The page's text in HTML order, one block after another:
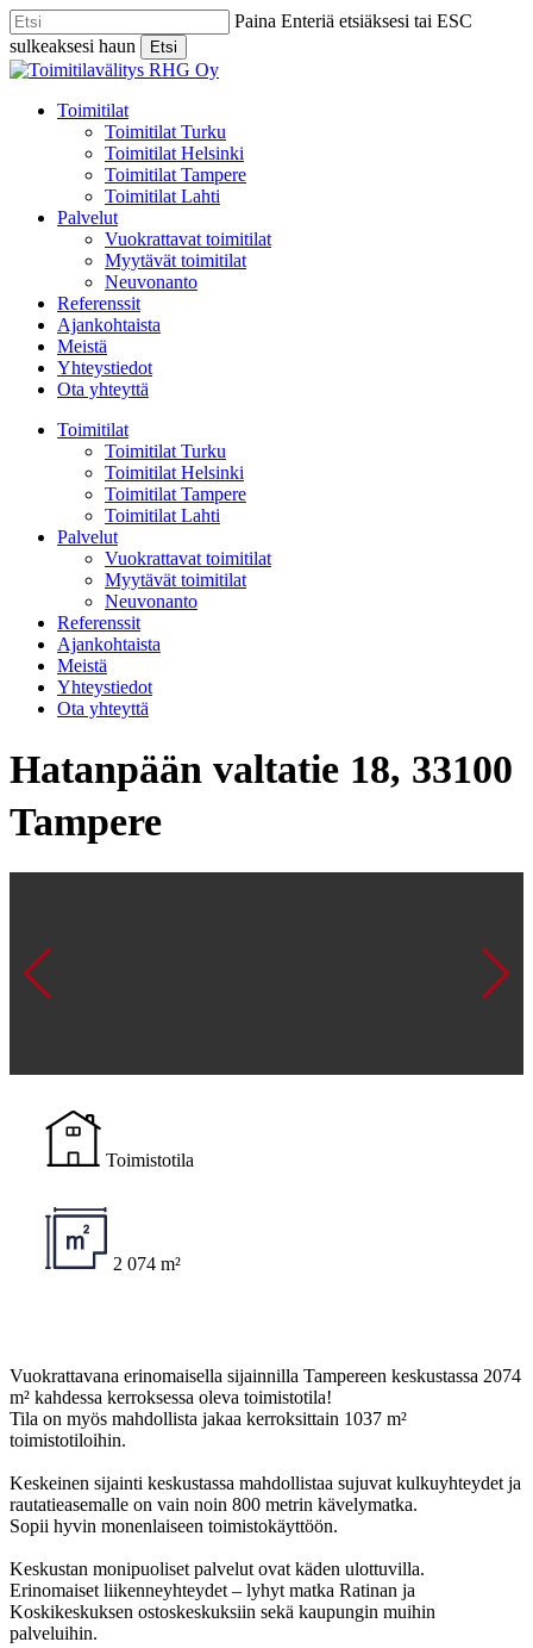
Skip
to
main
content
Paina Enteriä etsiäksesi tai ESC
sulkeaksesi haun
Etsi
Close
Menu
Toimitilat
Toimitilat Turku
Toimitilat Helsinki
Toimitilat Tampere
Toimitilat Lahti
Palvelut
Vuokrattavat toimitilat
Myytävät toimitilat
Neuvonanto
Referenssit
Ajankohtaista
Meistä
Yhteystiedot
Ota yhteyttä
Toimitilat
Toimitilat Turku
Toimitilat Helsinki
Toimitilat Tampere
Toimitilat Lahti
Palvelut
Vuokrattavat toimitilat
Myytävät toimitilat
Neuvonanto
Referenssit
Ajankohtaista
Meistä
Yhteystiedot
Ota yhteyttä
Hatanpään valtatie 18, 33100
Tampere
Toimistotila
2 074 m²
Vuokrattavana erinomaisella sijainnilla Tampereen keskustassa 2074
m² kahdessa kerroksessa oleva toimistotila!
Tila on myös mahdollista jakaa kerroksittain 1037 m²
toimistotiloihin.
Keskeinen sijainti keskustassa mahdollistaa sujuvat kulkuyhteydet ja
rautatieasemalle on vain noin 800 metrin kävelymatka.
Sopii hyvin monenlaiseen toimistokäyttöön.
Keskustan monipuoliset palvelut ovat käden ulottuvilla.
Erinomaiset liikenneyhteydet – lyhyt matka Ratinan ja
Koskikeskuksen ostoskeskuksiin sekä kaupungin muihin
palveluihin.